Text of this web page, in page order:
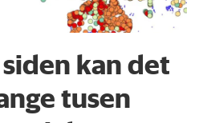
kan det
tusen